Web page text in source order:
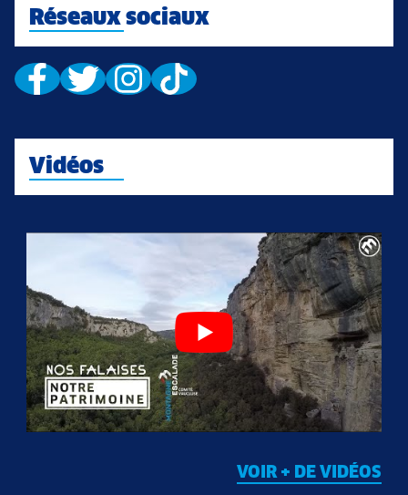
Réseaux sociaux
Vidéos
VOIR + DE VIDÉOS